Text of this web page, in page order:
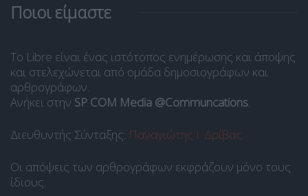
Ποιοι είμαστε
Το Libre είναι ένας ιστότοπος ενημέρωσης και άποψης
και στελεχώνεται από ομάδα δημοσιογράφων και
αρθρογράφων.
Ανήκει στην SP COM Media @Communcations.
Διευθυντής Σύνταξης: Παναγιώτης Ι. Δρίβας.
Οι απόψεις των αρθρογράφων εκφράζουν μόνο τους
ίδιους.